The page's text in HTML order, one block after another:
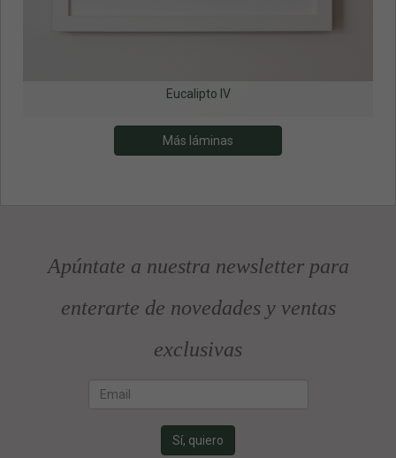
Eucalipto IV
Más láminas
Apúntate a nuestra newsletter para
enterarte de novedades y ventas
exclusivas
Sí, quiero